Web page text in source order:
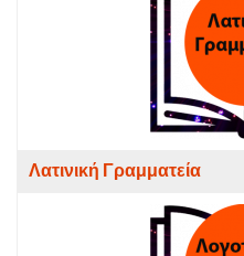
Λατινική Γραμματεία